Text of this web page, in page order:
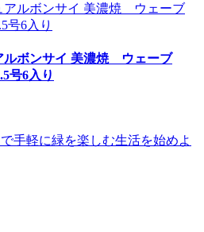
ルボンサイ 美濃焼 ウェーブ
号6入り
手軽に緑を楽しむ生活を始めよ